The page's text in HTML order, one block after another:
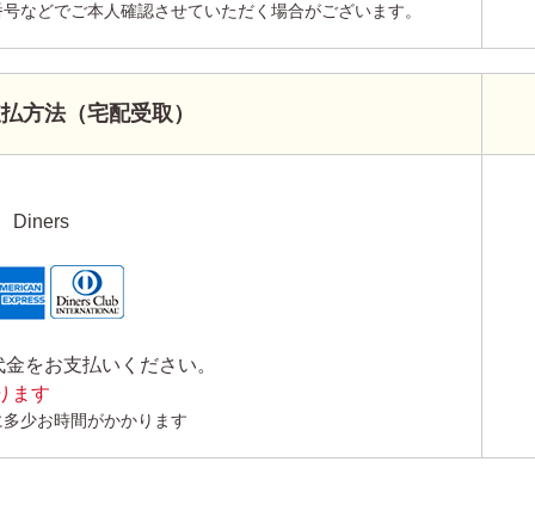
などでご本人確認させていただく場合がございます。
方法（宅配受取）
Diners
をお支払いください。
ます
少お時間がかかります